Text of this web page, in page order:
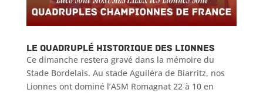
LE QUADRUPLÉ HISTORIQUE DES LIONNES
Ce dimanche restera gravé dans la mémoire du
Stade Bordelais. Au stade Aguiléra de Biarritz, nos
Lionnes ont dominé l’ASM Romagnat 22 à 10 en